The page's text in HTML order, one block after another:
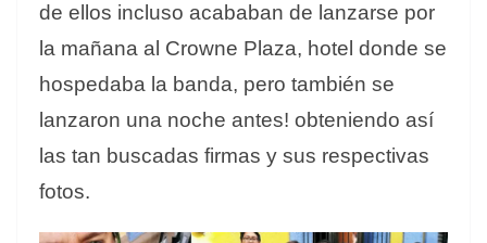
de ellos incluso acababan de lanzarse por
la mañana al Crowne Plaza, hotel donde se
hospedaba la banda, pero también se
lanzaron una noche antes! obteniendo así
las tan buscadas firmas y sus respectivas
fotos.